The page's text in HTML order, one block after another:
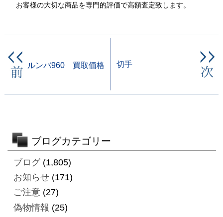
お客様の大切な商品を専門的評価で高額査定致します。
ルンバ960 買取価格 切手
ブログカテゴリー
ブログ(1,805)
お知らせ(171)
ご注意(27)
偽物情報 (25)